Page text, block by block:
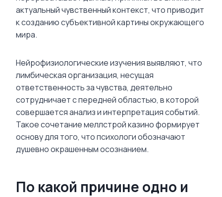
актуальный чувственный контекст, что приводит
к созданию субъективной картины окружающего
мира.
Нейрофизиологические изучения выявляют, что
лимбическая организация, несущая
ответственность за чувства, деятельно
сотрудничает с передней областью, в которой
совершается анализ и интерпретация событий.
Такое сочетание меллстрой казино формирует
основу для того, что психологи обозначают
душевно окрашенным осознанием.
По какой причине одно и